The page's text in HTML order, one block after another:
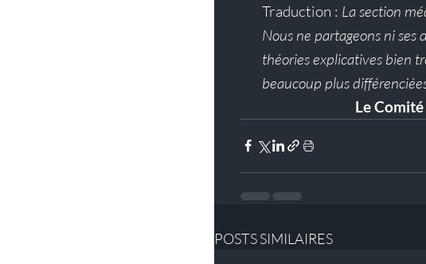
Traduction : La section
Nous ne partageons ni ses
théories explicatives bien
beaucoup plus
Le
POSTS SIMILAIRES